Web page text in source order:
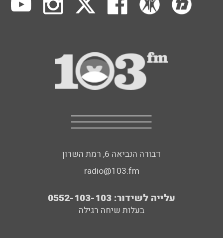
דבורה הנביאה 6, רמת השרון
radio@103.fm
עלייה לשידור: 0552-103-103
בעלות שיחה רגילה